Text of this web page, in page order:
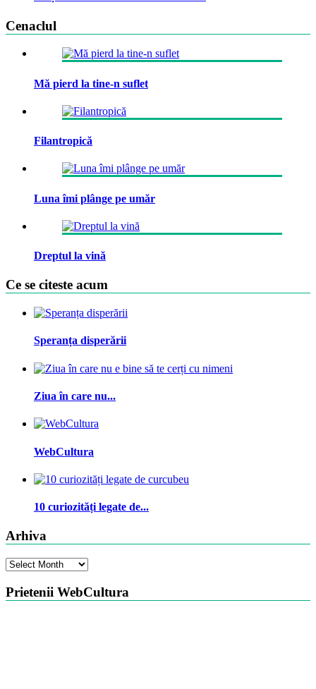
Cenaclul
Mă pierd la tine-n suflet
Filantropică
Luna îmi plânge pe umăr
Dreptul la vină
Ce se citeste acum
Speranța disperării
Ziua în care nu...
WebCultura
10 curiozități legate de...
Arhiva
Arhiva
Prietenii WebCultura